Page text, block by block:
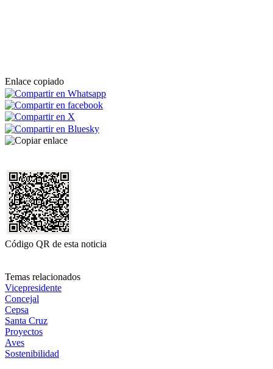
Enlace copiado
Código QR de esta noticia
Temas relacionados
Vicepresidente
Concejal
Cepsa
Santa Cruz
Proyectos
Aves
Sostenibilidad